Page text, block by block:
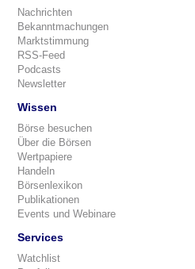
Nachrichten
Bekanntmachungen
Marktstimmung
RSS-Feed
Podcasts
Newsletter
Wissen
Börse besuchen
Über die Börsen
Wertpapiere
Handeln
Börsenlexikon
Publikationen
Events und Webinare
Services
Watchlist